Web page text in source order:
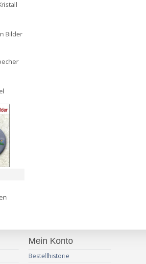
Bilder
Mein Konto
Bestellhistorie